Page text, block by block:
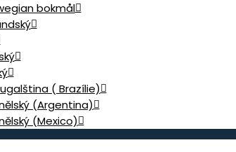
bokmål
( Brazílie)
(Argentina)
(Mexico)